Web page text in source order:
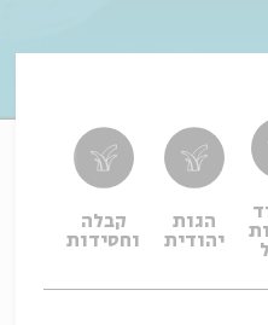
הגות
יהודית
קבלה
וחסידות